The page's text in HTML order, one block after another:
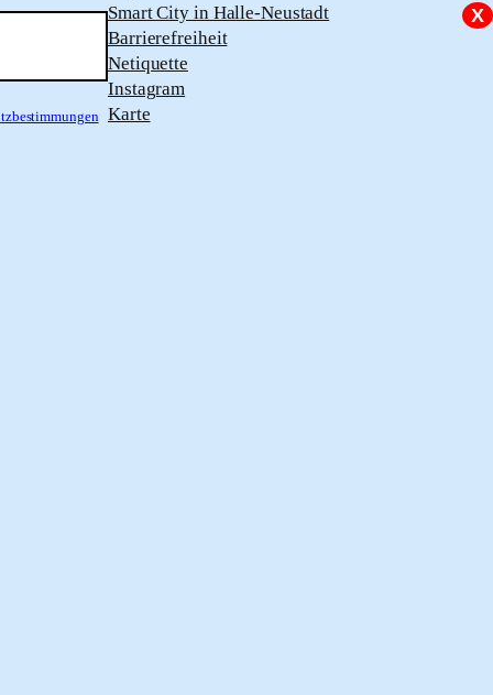
X
Smart City in Halle-Neustadt
Barrierefreiheit
Netiquette
Instagram
Karte